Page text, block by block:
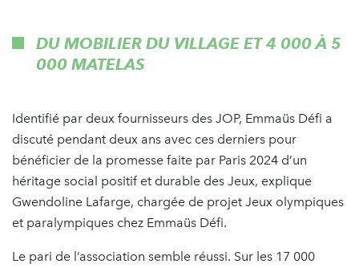
DU MOBILIER DU VILLAGE ET 4 000 À 5
000 MATELAS
Identifié par deux fournisseurs des JOP, Emmaüs Défi a
discuté pendant deux ans avec ces derniers pour
bénéficier de la promesse faite par Paris 2024 d’un
héritage social positif et durable des Jeux, explique
Gwendoline Lafarge, chargée de projet Jeux olympiques
et paralympiques chez Emmaüs Défi.
Le pari de l’association semble réussi. Sur les 17 000